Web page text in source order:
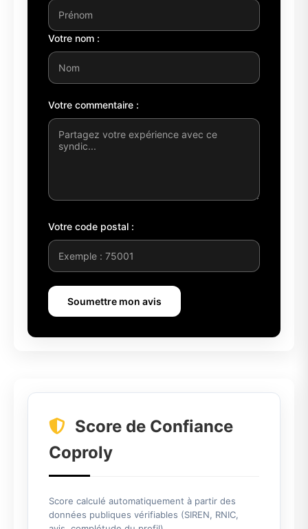
Votre nom :
Votre commentaire :
Votre code postal :
Soumettre mon avis
Score de Confiance
Coproly
Score calculé automatiquement à partir des
données publiques vérifiables (SIREN, RNIC,